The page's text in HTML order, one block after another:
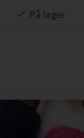
På lager